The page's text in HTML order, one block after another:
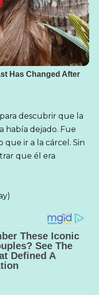
descubrir que la
había dejado. Fue
ir a la cárcel. Sin
que él era